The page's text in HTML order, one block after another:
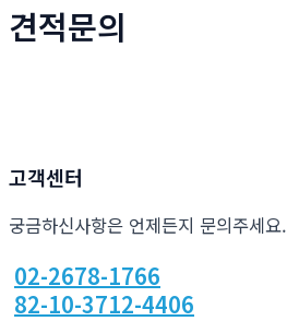
견적문의
고객센터
궁금하신사항은 언제든지 문의주세요.
02-2678-1766
82-10-3712-4406